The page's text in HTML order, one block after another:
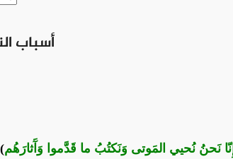
36 -
إِنّا نَحنُ نُحيي المَوتى وَنَكتُبُ ما قَدَّموا وَآَثارَهُم